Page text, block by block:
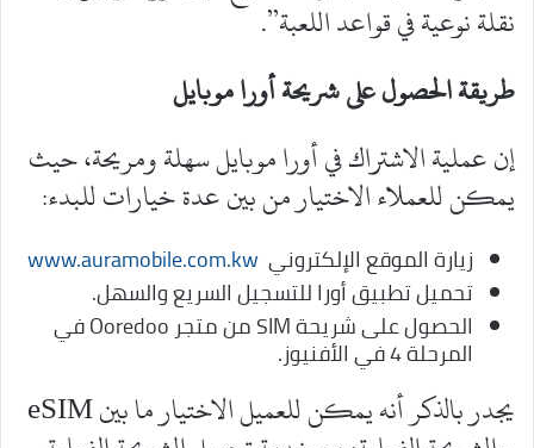
نقلة نوعية في قواعد اللعبة”.
طريقة الحصول على شريحة أورا موبايل
إن عملية الاشتراك في أورا موبايل سهلة ومريحة، حيث
يمكن للعملاء الاختيار من بين عدة خيارات للبدء:
زيارة الموقع الإلكتروني www.auramobile.com.kw
تحميل تطبيق أورا للتسجيل السريع والسهل.
الحصول على شريحة SIM من متجر Ooredoo في
المرحلة 4 في الأفنيوز.
يجدر بالذكر أنه يمكن للعميل الاختيار ما بين eSIM